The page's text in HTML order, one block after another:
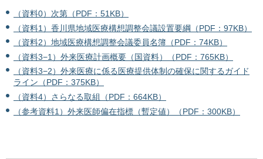
（資料0）次第（PDF：51KB）
（資料1）香川県地域医療構想調整会議設置要綱（PDF：97KB）
（資料2）地域医療構想調整会議委員名簿（PDF：74KB）
（資料3−1）外来医療計画概要（国資料）（PDF：765KB）
（資料3−2）外来医療に係る医療提供体制の確保に関するガイド
ライン（PDF：375KB）
（資料4）さらなる取組（PDF：664KB）
（参考資料1）外来医師偏在指標（暫定値）（PDF：300KB）